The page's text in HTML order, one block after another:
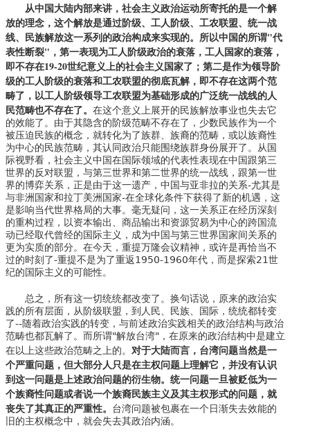
从中国大陆内部来讲，社会主义政治运动所寄托的是一个解
放的理念，这个解放是通过阶级、工人阶级、工农联盟、统一战
线、民族解放这一系列的政治构成来实现的。所以中国的所谓"代
表性断裂"，第一表现为工人阶级政治的衰落，工人国家的衰落，
即不存在19-20世纪意义上的社会主义国家了；第二是作为领导阶
级的工人阶级的衰落和工农联盟的彻底瓦解，即不存在这两个范
畴了，以工人阶级领导工农联盟为基础形成的广泛统一战线的人
民范畴也不存在了。 在这个意义上展开的民族解放事业也失去它
的效能了。由于其隐含的阶级范畴不存在了，少数民族作为一个
被压迫民族的概念，就转化为了族群、族裔的范畴，或以族裔性
为中心的民族范畴，其认同政治只能围绕族群身份展开了。从国
际视野看，社会主义中国在国际领域的代表性表现在中国跟第三
世界的反对联盟，与第三世界和第二世界的统一战线，跟第一世
界的博弈关系，正是由于这一遗产，中国与亚非拉的关系-尤其是
与非洲国家和拉丁美洲国家-在全球化条件下获得了新的机遇，这
是影响当代世界格局的大事。毫无疑问，这一关系正在经历深刻
的重构过程，以资本输出、商品输出和资源贸易为中心的跨国流
动已经取代曾经的国际主义，成为中国与第三世界国家间关系的
更为实质的部分。在今天，重提万隆会议精神，或许是再恰当不
过的时刻了-重提不是为了重返1950-1960年代，而是探索21世
纪的国际主义的可能性。
总之，所有这一切统统都改变了。换句话说，原来的政治实
践的所有层面，从阶级联盟，到人民、民族、国际，统统都转变
了--随着政治实践的转变，与前述政治实践相关的政治结构与政治
范畴也都瓦解了。而所谓"解放台湾"，在原来的政治结构中是建立
在以上这些政治范畴之上的。 对于大陆而言，台湾问题当然是一
个严重问题，但大部分人只是在主权问题上理解它，并没有认识
到这一问题是上述政治问题的衍生物。统一问题一旦被贬低为一
个族裔性问题或者说一个族裔民族主义及其主权形式的问题，就
丧失了其真正的严重性。
台湾问题被包裹在一个日渐失去效能的
旧的主权概念中，就会失去其政治内涵。